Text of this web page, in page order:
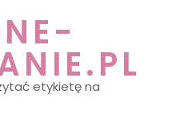
etykietę na